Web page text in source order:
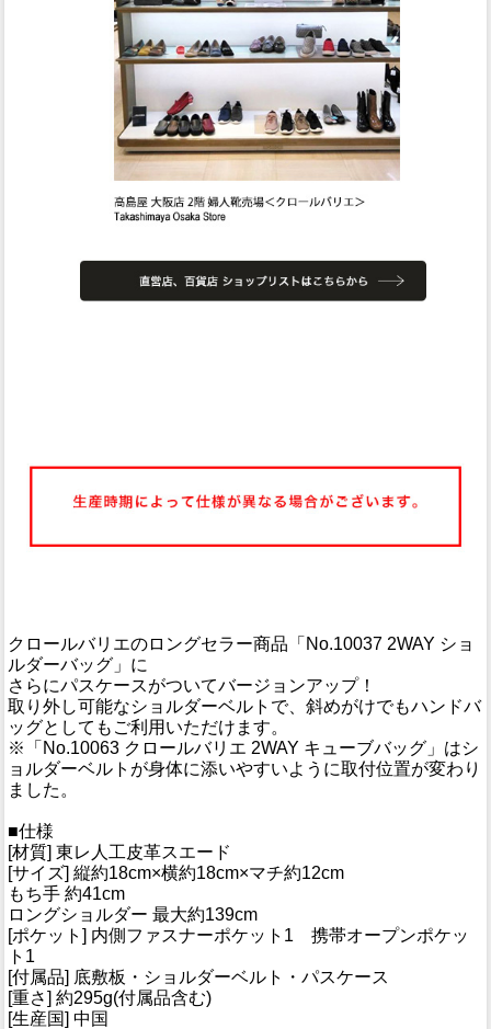
クロールバリエのロングセラー商品「No.10037 2WAY ショ
ルダーバッグ」に
さらにパスケースがついてバージョンアップ！
取り外し可能なショルダーベルトで、斜めがけでもハンドバ
ッグとしてもご利用いただけます。
※「No.10063 クロールバリエ 2WAY キューブバッグ」はシ
ョルダーベルトが身体に添いやすいように取付位置が変わり
ました。
■仕様
[材質] 東レ人工皮革スエード
[サイズ] 縦約18cm×横約18cm×マチ約12cm
もち手 約41cm
ロングショルダー 最大約139cm
[ポケット] 内側ファスナーポケット1 携帯オープンポケッ
ト1
[付属品] 底敷板・ショルダーベルト・パスケース
[重さ] 約295g(付属品含む)
[生産国] 中国